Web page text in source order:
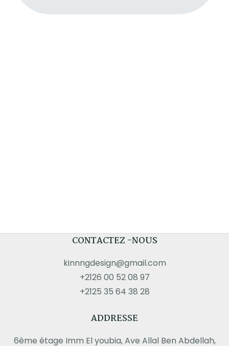
CONTACTEZ -NOUS
kinnngdesign@gmail.com
+2126 00 52 08 97
+2125 35 64 38 28
ADDRESSE
6ème étage Imm El youbia, Ave Allal Ben Abdellah,